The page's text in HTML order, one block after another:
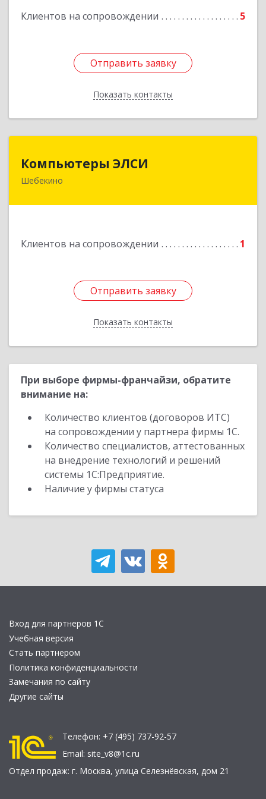
Клиентов на сопровождении 5
Отправить заявку
Показать контакты
Отправить заявку
Назад
Компьютеры ЭЛСИ
Шебекино
Клиентов на сопровождении 1
Отправить заявку
Показать контакты
Отправить заявку
Назад
При выборе фирмы-франчайзи, обратите
внимание на:
Количество клиентов (договоров ИТС)
на сопровождении у партнера фирмы 1С.
Количество специалистов, аттестованных
на внедрение технологий и решений
системы 1С:Предприятие.
Наличие у фирмы статуса
Вход для партнеров 1С
Учебная версия
Стать партнером
Политика конфиденциальности
Замечания по сайту
Другие сайты
Телефон: +7 (495) 737-92-57
Email: site_v8@1c.ru
Отдел продаж: г. Москва, улица Селезнёвская, дом 21